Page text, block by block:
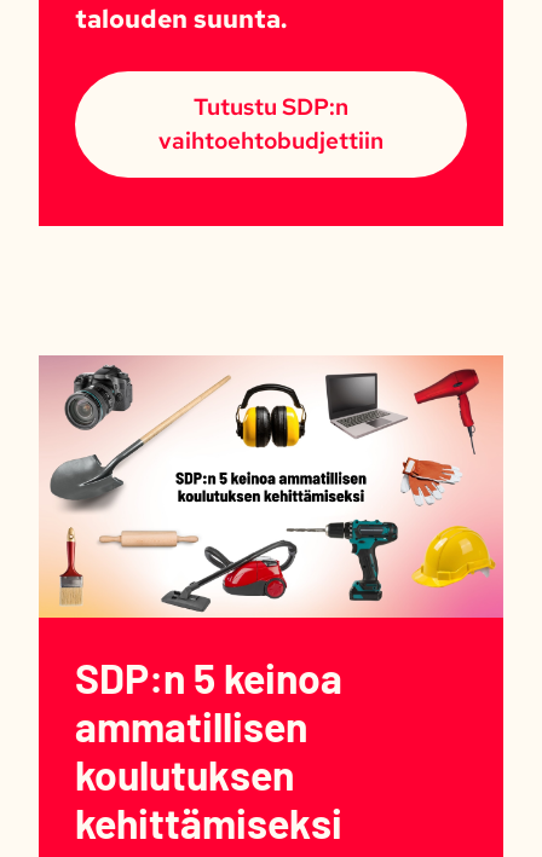
talouden suunta.
Tutustu SDP:n
vaihtoehtobudjettiin
SDP:n 5 keinoa
ammatillisen
koulutuksen
kehittämiseksi